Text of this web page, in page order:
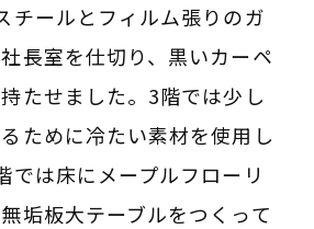
チールとフィルム張りのガ
長室を仕切り、黒いカーペ
たせました。3階では少し
ために冷たい素材を使用し
では床にメープルフローリ
垢板大テーブルをつくって